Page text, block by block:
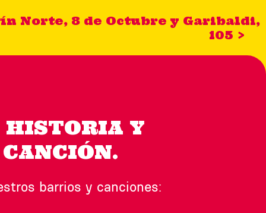
Norte, 8 de Octubre y Garibaldi,
105 >
HISTORIA Y
barrios y canciones: